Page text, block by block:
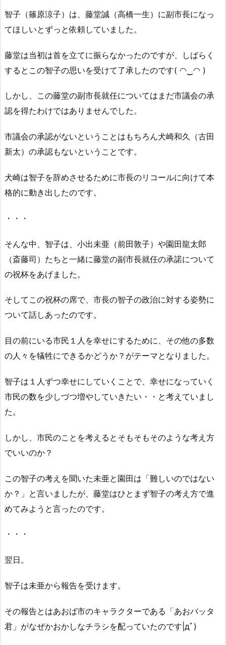
智子（篠原涼子）は、藤堂誠（高橋一生）に副市長になっ
てほしいとずっと依頼していました。
藤堂は当初は首を立てに振らなかったのですが、しばらく
するとこの智子の思いを受けて了承したのです( ◠‿◠ )
しかし、この藤堂の副市長就任についてはまだ市議会の承
認を得たわけではありませんでした。
市議会の承認がないということはもちろん犬崎和久（古田
新太）の承認もないということです。
犬崎は智子を辞めさせるために市長のリコールに向けて本
格的に動き出したのです。
・・・
そんな中、智子は、小出未亜（前田敦子）や園田龍太郎
（斎藤司）たちと一緒に藤堂の副市長就任の承諾について
の祝杯をあげました。
そしてこの祝杯の席で、市長の智子の政治に対する姿勢に
ついて話しあったのです。
目の前にいる市民１人を幸せにするために、その他の多数
の人々を犠牲にできるかどうか？がテーマとなりました。
智子は１人ずつ幸せにしていくことで、幸せになっていく
市民の数を少しづつ増やしていきたい・・と考えていまし
た。
しかし、市民のことを考えるとそもそもそのような考え方
でいいのか？
この智子の考えを聞いた未亜と園田は「難しいのではない
か？」と言いましたが、藤堂はひとまず智子の考え方で進
めてみようと言ったのです。
・・・
翌日。
智子は未亜から報告を受けます。
その報告とはあおば市のキャラクターである「あおバッタ
君」がなぜかおかしなチラシを配っていたのです|дﾟ)